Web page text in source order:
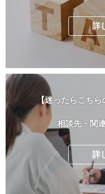
詳
【迷ったらこち
相談先・関
詳